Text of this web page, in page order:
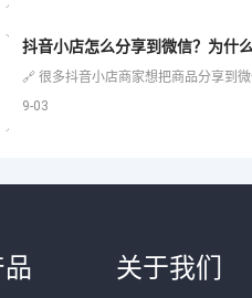
抖音小店怎么分享到微信？为什
9-03
关于我们